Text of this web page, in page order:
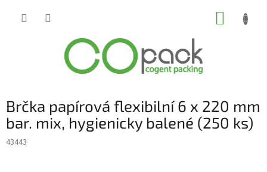
Brčka papírová flexibilní 6 x 220 mm
bar. mix, hygienicky balené (250 ks)
43443